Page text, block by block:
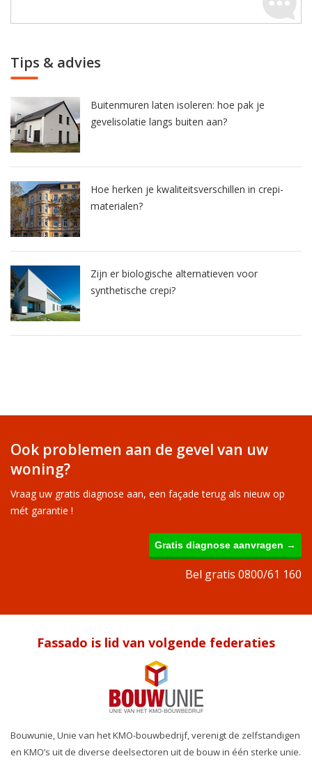
Tips & advies
Buitenmuren laten isoleren: hoe pak je
gevelisolatie langs buiten aan?
Hoe herken je kwaliteitsverschillen in crepi-
materialen?
Zijn er biologische alternatieven voor
synthetische crepi?
Ook problemen aan de gevel van uw
woning?
Vraag uw gratis diagnose aan, een façade terug als nieuw op
mét garantie !
Gratis diagnose aanvragen →
Bel gratis 0800/61 160
Fassado is lid van volgende federaties
Bouwunie, Unie van het KMO-bouwbedrijf, verenigt de zelfstandigen
en KMO’s uit de diverse deelsectoren uit de bouw in één sterke unie.